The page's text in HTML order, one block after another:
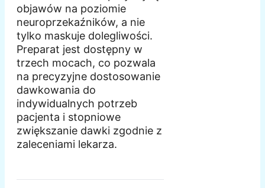
objawów na poziomie
neuroprzekaźników, a nie
tylko maskuje dolegliwości.
Preparat jest dostępny w
trzech mocach, co pozwala
na precyzyjne dostosowanie
dawkowania do
indywidualnych potrzeb
pacjenta i stopniowe
zwiększanie dawki zgodnie z
zaleceniami lekarza.